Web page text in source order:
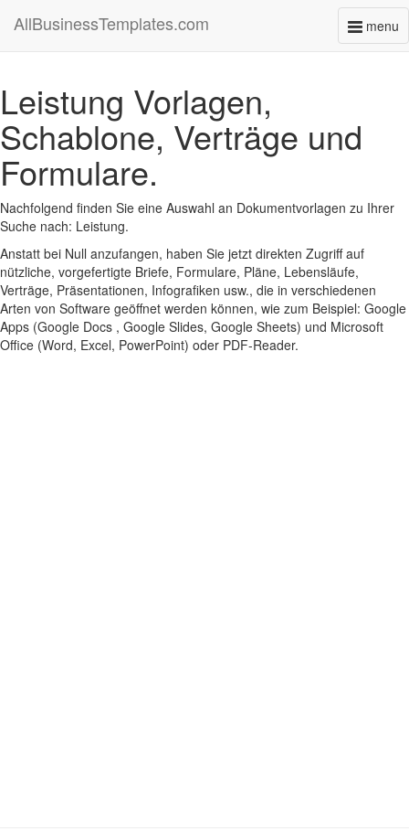
menu
AllBusinessTemplates.com
Leistung Vorlagen,
Schablone, Verträge und
Formulare.
Nachfolgend finden Sie eine Auswahl an Dokumentvorlagen zu Ihrer
Suche nach: Leistung.
Anstatt bei Null anzufangen, haben Sie jetzt direkten Zugriff auf
nützliche, vorgefertigte Briefe, Formulare, Pläne, Lebensläufe,
Verträge, Präsentationen, Infografiken usw., die in verschiedenen
Arten von Software geöffnet werden können, wie zum Beispiel: Google
Apps (Google Docs , Google Slides, Google Sheets) und Microsoft
Office (Word, Excel, PowerPoint) oder PDF-Reader.